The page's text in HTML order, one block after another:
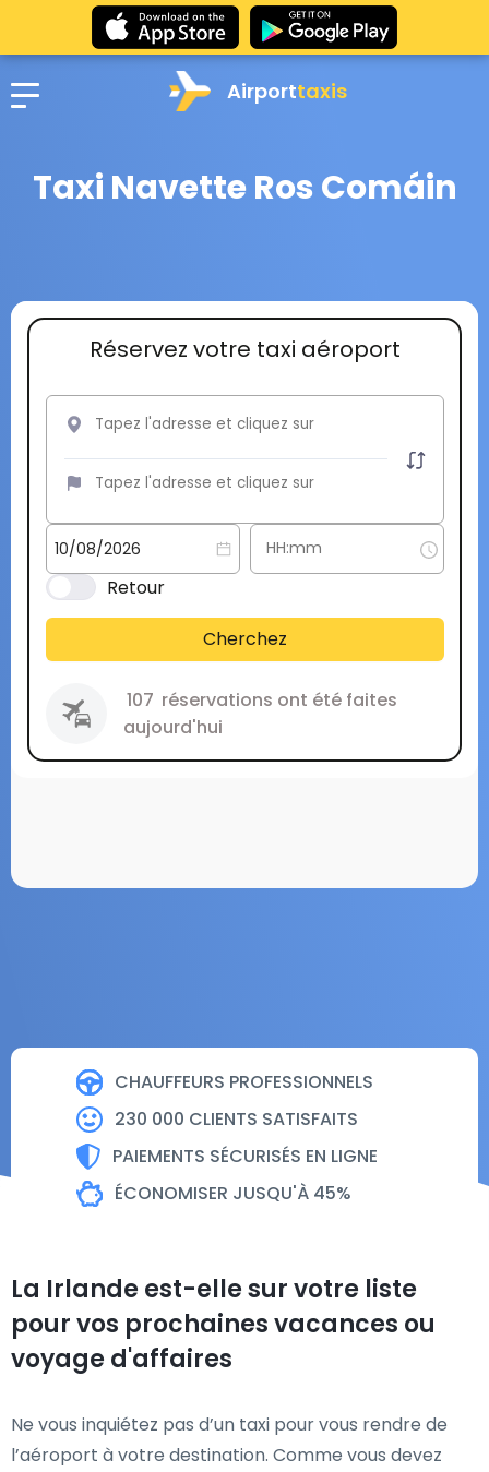
Airporttaxis
Taxi Navette Ros Comáin
CHAUFFEURS PROFESSIONNELS
230 000 CLIENTS SATISFAITS
PAIEMENTS SÉCURISÉS EN LIGNE
ÉCONOMISER JUSQU'À 45%
Réservez votre taxi aéroport
Retour
Cherchez
107 réservations ont été faites
aujourd'hui
La Irlande est-elle sur votre liste
pour vos prochaines vacances ou
voyage d'affaires
Ne vous inquiétez pas d’un taxi pour vous rendre de
l’aéroport à votre destination. Comme vous devez